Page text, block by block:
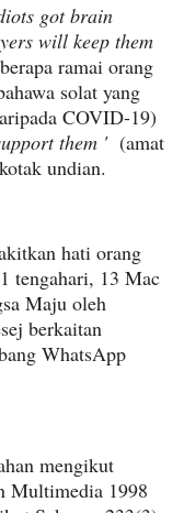
got brain
will keep them
ramai orang
solat yang
COVID-19)
them ' (amat
undian.
hati orang
tengahari, 13 Mac
Maju oleh
berkaitan
WhatsApp
mengikut
Multimedia 1998